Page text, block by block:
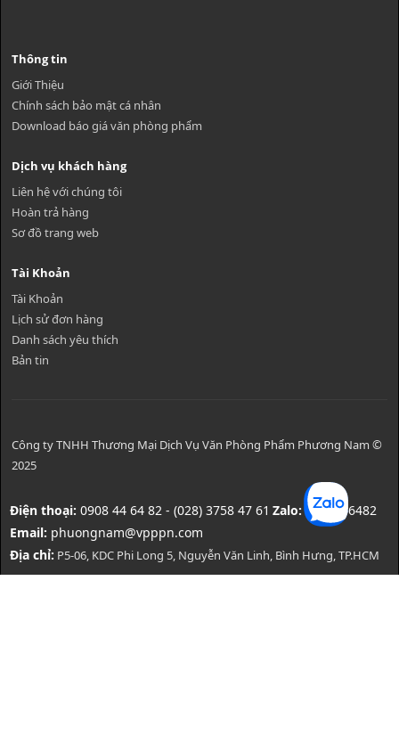
Thông tin
Giới Thiệu
Chính sách bảo mật cá nhân
Download báo giá văn phòng phẩm
Dịch vụ khách hàng
Liên hệ với chúng tôi
Hoàn trả hàng
Sơ đồ trang web
Tài Khoản
Tài Khoản
Lịch sử đơn hàng
Danh sách yêu thích
Bản tin
Công ty TNHH Thương Mại Dịch Vụ Văn Phòng Phẩm Phương Nam ©
2025
Điện thoại: 0908 44 64 82 - (028) 3758 47 61 Zalo:0908446482
Email: phuongnam@vpppn.com
Địa chỉ: P5-06, KDC Phi Long 5, Nguyễn Văn Linh, Bình Hưng, TP.HCM